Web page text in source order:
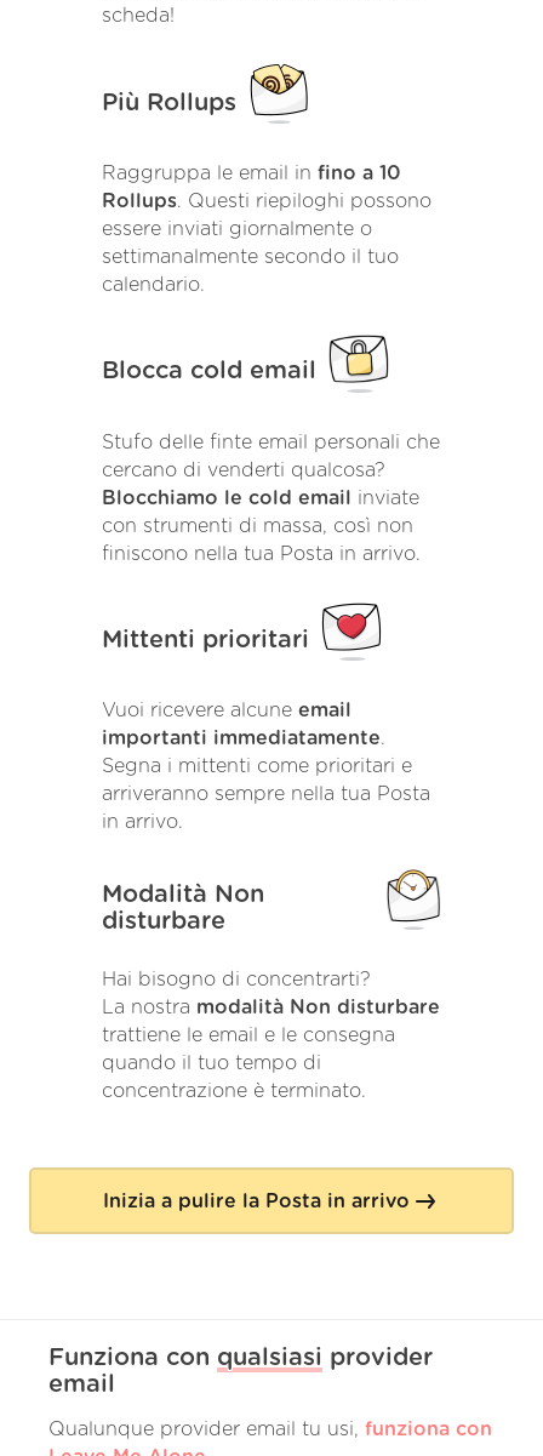
scheda!
Più Rollups
Raggruppa le email in fino a 10
Rollups. Questi riepiloghi possono
essere inviati giornalmente o
settimanalmente secondo il tuo
calendario.
Blocca cold email
Stufo delle finte email personali che
cercano di venderti qualcosa?
Blocchiamo le cold email
inviate
con strumenti di massa, così non
finiscono nella tua Posta in arrivo.
Mittenti prioritari
Vuoi ricevere alcune email
importanti immediatamente.
Segna i mittenti come prioritari e
arriveranno sempre nella tua Posta
in arrivo.
Modalità Non
disturbare
Hai bisogno di concentrarti?
La nostra modalità Non disturbare
trattiene le email e le consegna
quando il tuo tempo di
concentrazione è terminato.
Inizia a pulire la Posta in arrivo
Funziona con qualsiasi provider
email
Qualunque provider email tu usi, funziona con